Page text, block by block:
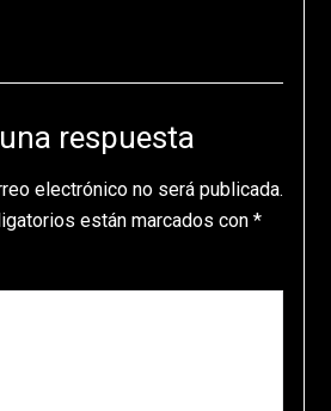
respuesta
electrónico no será publicada.
están marcados con *